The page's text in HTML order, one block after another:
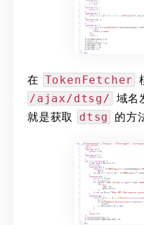
在 TokenFetcher
/ajax/dtsg/ 域名
就是获取
dtsg 的方